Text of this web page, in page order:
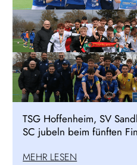
TSG Hoffenheim, SV
SC jubeln beim fünften
MEHR LESEN